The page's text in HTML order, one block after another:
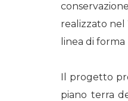
realizzato nel
linea di
Il progetto
piano terra